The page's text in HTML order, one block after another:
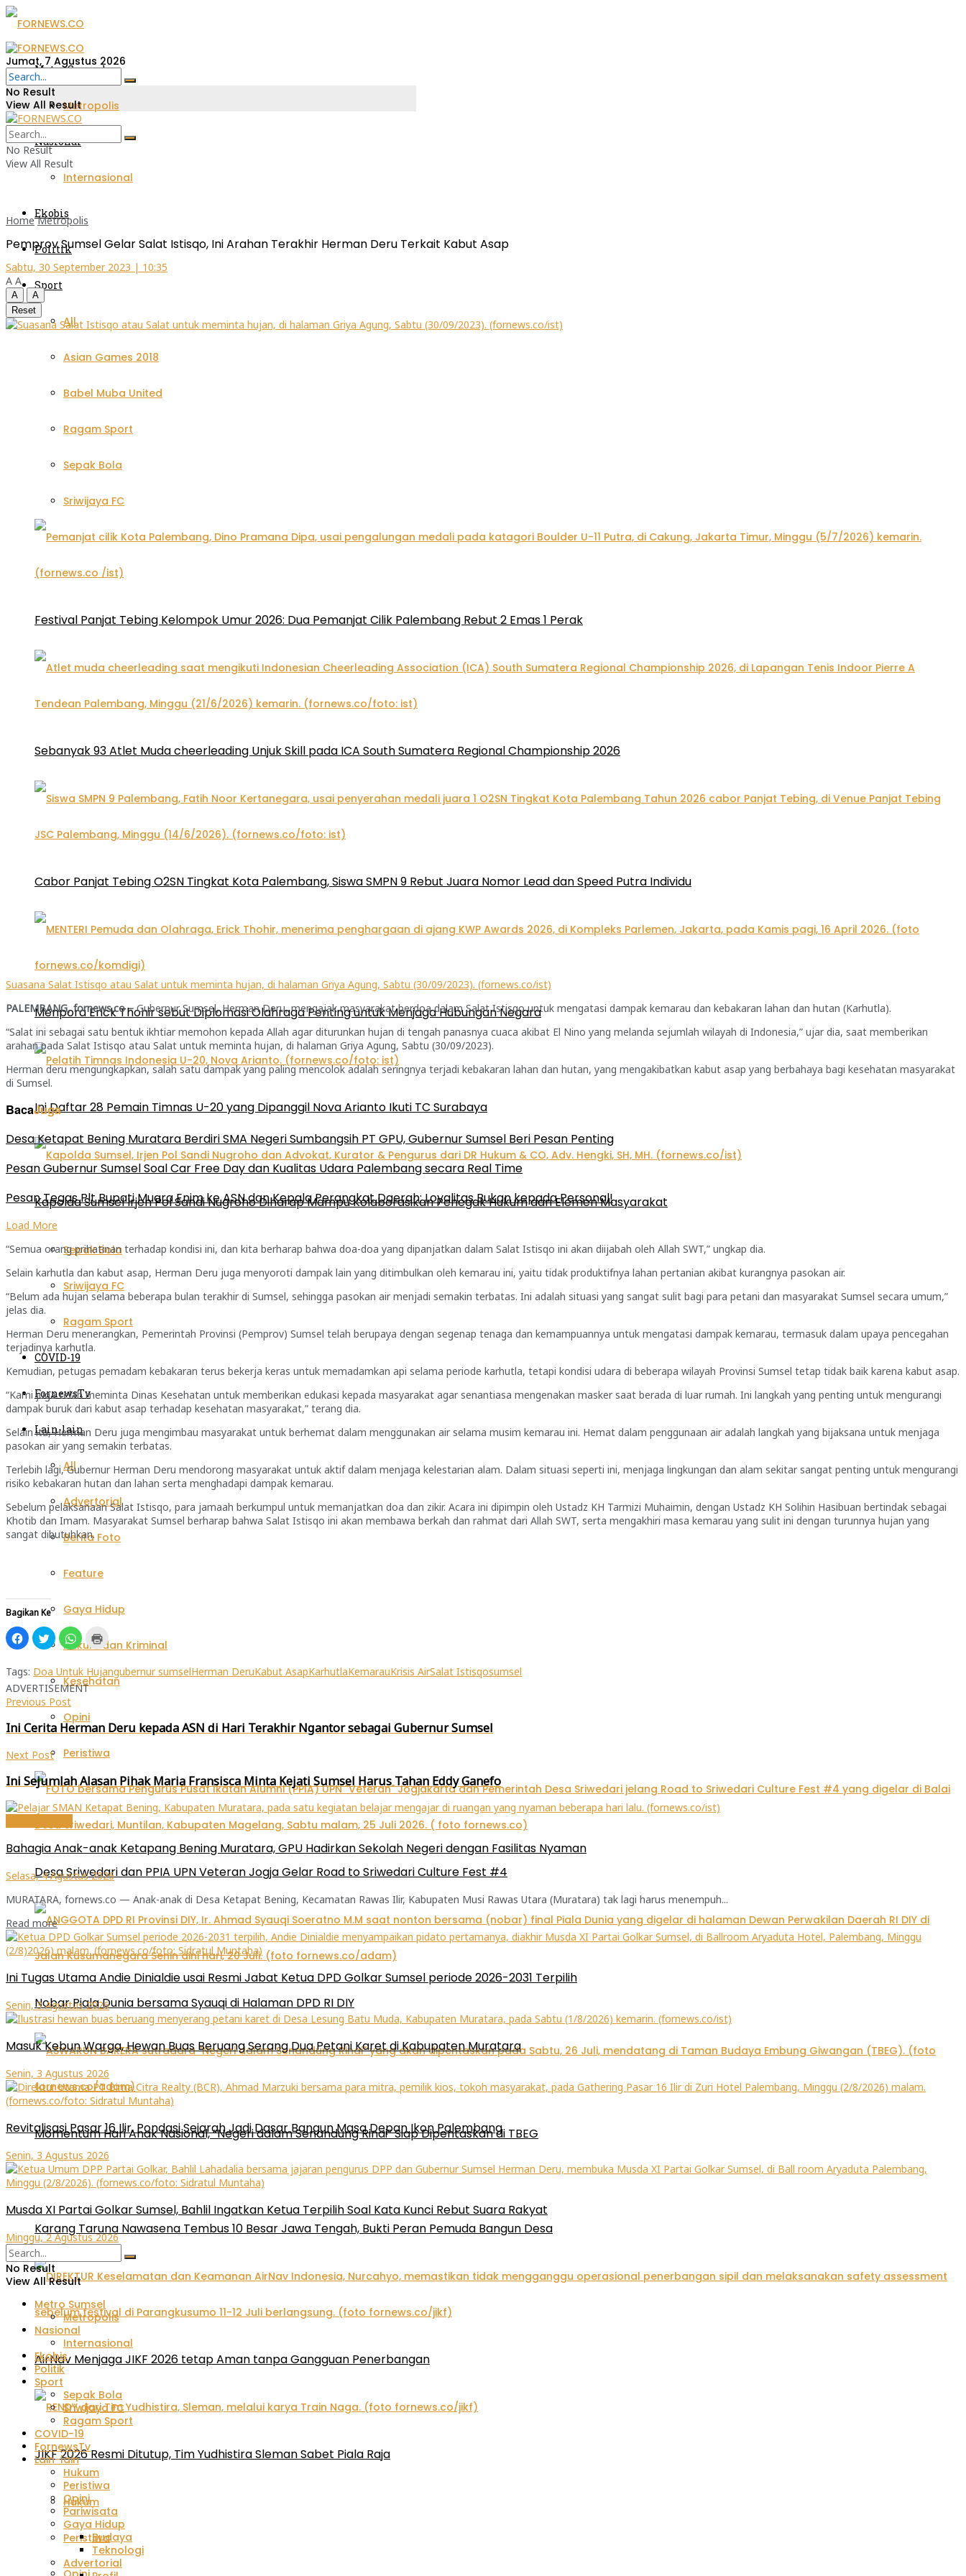
Metro Sumsel
Metropolis
Nasional
Internasional
Ekobis
Politik
Sport
All
Asian Games 2018
Babel Muba United
Ragam Sport
Sepak Bola
Sriwijaya FC
Festival Panjat Tebing Kelompok Umur 2026: Dua Pemanjat Cilik Palembang Rebut 2 Emas 1 Perak
Sebanyak 93 Atlet Muda cheerleading Unjuk Skill pada ICA South Sumatera Regional Championship 2026
Cabor Panjat Tebing O2SN Tingkat Kota Palembang, Siswa SMPN 9 Rebut Juara Nomor Lead dan Speed Putra Individu
Menpora Erick Thohir sebut Diplomasi Olahraga Penting untuk Menjaga Hubungan Negara
Ini Daftar 28 Pemain Timnas U-20 yang Dipanggil Nova Arianto Ikuti TC Surabaya
Kapolda Sumsel Irjen Pol Sandi Nugroho Diharap Mampu Kolaborasikan Penegak Hukum dan Elemen Masyarakat
Sepak Bola
Sriwijaya FC
Ragam Sport
COVID-19
FornewsTv
Lain-lain
All
Advertorial
Berita Foto
Feature
Gaya Hidup
Hukum dan Kriminal
Kesehatan
Opini
Peristiwa
Desa Sriwedari dan PPIA UPN Veteran Jogja Gelar Road to Sriwedari Culture Fest #4
Nobar Piala Dunia bersama Syauqi di Halaman DPD RI DIY
Momentum Hari Anak Nasional, “Negeri dalam Senandung Rinai” Siap Dipentaskan di TBEG
Karang Taruna Nawasena Tembus 10 Besar Jawa Tengah, Bukti Peran Pemuda Bangun Desa
AirNav Menjaga JIKF 2026 tetap Aman tanpa Gangguan Penerbangan
JIKF 2026 Resmi Ditutup, Tim Yudhistira Sleman Sabet Piala Raja
Hukum
Peristiwa
Jumat, 7 Agustus 2026
No Result
View All Result
No Result
View All Result
Home Metropolis
Pemprov Sumsel Gelar Salat Istisqo, Ini Arahan Terakhir Herman Deru Terkait Kabut Asap
Sabtu, 30 September 2023 | 10:35
A A
A
A
Reset
Suasana Salat Istisqo atau Salat untuk meminta hujan, di halaman Griya Agung, Sabtu (30/09/2023). (fornews.co/ist)
PALEMBANG, fornews.co –Gubernur Sumsel, Herman Deru, mengajak masyarakat berdoa dalam Salat Istisqo untuk mengatasi dampak kemarau dan kebakaran lahan dan hutan (Karhutla).
“Salat ini sebagai satu bentuk ikhtiar memohon kepada Allah agar diturunkan hujan di tengah panasnya cuaca akibat El Nino yang melanda sejumlah wilayah di Indonesia,” ujar dia, saat memberikan
arahan pada Salat Istisqo atau Salat untuk meminta hujan, di halaman Griya Agung, Sabtu (30/09/2023).
Herman deru mengungkapkan, salah satu dampak yang paling mencolok adalah seringnya terjadi kebakaran lahan dan hutan, yang mengakibatkan kabut asap yang berbahaya bagi kesehatan masyarakat
di Sumsel.
BacaJuga
Desa Ketapat Bening Muratara Berdiri SMA Negeri Sumbangsih PT GPU, Gubernur Sumsel Beri Pesan Penting
Pesan Gubernur Sumsel Soal Car Free Day dan Kualitas Udara Palembang secara Real Time
Pesan Tegas Plt Bupati Muara Enim ke ASN dan Kepala Perangkat Daerah: Loyalitas Bukan kepada Personal!
Load More
“Semua orang prihatinan terhadap kondisi ini, dan kita berharap bahwa doa-doa yang dipanjatkan dalam Salat Istisqo ini akan diijabah oleh Allah SWT,” ungkap dia.
Selain karhutla dan kabut asap, Herman Deru juga menyoroti dampak lain yang ditimbulkan oleh kemarau ini, yaitu tidak produktifnya lahan pertanian akibat kurangnya pasokan air.
“Belum ada hujan selama beberapa bulan terakhir di Sumsel, sehingga pasokan air menjadi semakin terbatas. Ini adalah situasi yang sangat sulit bagi para petani dan masyarakat Sumsel secara umum,”
jelas dia.
Herman Deru menerangkan, Pemerintah Provinsi (Pemprov) Sumsel telah berupaya dengan segenap tenaga dan kemampuannya untuk mengatasi dampak kemarau, termasuk dalam upaya pencegahan
terjadinya karhutla.
Kemudian, petugas pemadam kebakaran terus bekerja keras untuk memadamkan api selama periode karhutla, tetapi kondisi udara di beberapa wilayah Provinsi Sumsel tetap tidak baik karena kabut asap.
“Kami juga telah meminta Dinas Kesehatan untuk memberikan edukasi kepada masyarakat agar senantiasa mengenakan masker saat berada di luar rumah. Ini langkah yang penting untuk mengurangi
dampak buruk dari kabut asap terhadap kesehatan masyarakat,” terang dia.
Selain itu, Herman Deru juga mengimbau masyarakat untuk berhemat dalam menggunakan air selama musim kemarau ini. Hemat dalam penggunaan air adalah langkah yang bijaksana untuk menjaga
pasokan air yang semakin terbatas.
Terlebih lagi, Gubernur Herman Deru mendorong masyarakat untuk aktif dalam menjaga kelestarian alam. Dalam situasi seperti ini, menjaga lingkungan dan alam sekitar sangat penting untuk mengurangi
risiko kebakaran hutan dan lahan serta menghadapi dampak kemarau.
Sebelum pelaksanaan Salat Istisqo, para jamaah berkumpul untuk memanjatkan doa dan zikir. Acara ini dipimpin oleh Ustadz KH Tarmizi Muhaimin, dengan Ustadz KH Solihin Hasibuan bertindak sebagai
Khotib dan Imam. Masyarakat Sumsel berharap bahwa Salat Istisqo ini akan membawa berkah dan rahmat dari Allah SWT, serta mengakhiri masa kemarau yang sulit ini dengan turunnya hujan yang
sangat dibutuhkan.
Bagikan Ke
Klik
untuk
membagikan
Facebook(Membuka
di
jendela
yang
baru)
Klik
untuk
berbagi
Twitter(Membuka
di
jendela
yang
baru)
Klik
untuk
berbagi
WhatsApp(Membuka
di
jendela
yang
untuk
mencetak(Membuka
jendela
yang
baru)
Tags: Doa Untuk Hujangubernur sumselHerman DeruKabut AsapKarhutlaKemarauKrisis AirSalat Istisqosumsel
ADVERTISEMENT
Previous Post
Ini Cerita Herman Deru kepada ASN di Hari Terakhir Ngantor sebagai Gubernur Sumsel
Next Post
Ini Sejumlah Alasan Pihak Maria Fransisca Minta Kejati Sumsel Harus Tahan Eddy Ganefo
Bahagia Anak-anak Ketapang Bening Muratara, GPU Hadirkan Sekolah Negeri dengan Fasilitas Nyaman
Selasa, 4 Agustus 2026
MURATARA, fornews.co — Anak-anak di Desa Ketapat Bening, Kecamatan Rawas Ilir, Kabupaten Musi Rawas Utara (Muratara) tak lagi harus menempuh...
Read more
Ini Tugas Utama Andie Dinialdie usai Resmi Jabat Ketua DPD Golkar Sumsel periode 2026-2031 Terpilih
Senin, 3 Agustus 2026
Masuk Kebun Warga, Hewan Buas Beruang Serang Dua Petani Karet di Kabupaten Muratara
Senin, 3 Agustus 2026
Revitalisasi Pasar 16 Ilir, Pondasi Sejarah Jadi Dasar Bangun Masa Depan Ikon Palembang
Senin, 3 Agustus 2026
Musda XI Partai Golkar Sumsel, Bahlil Ingatkan Ketua Terpilih Soal Kata Kunci Rebut Suara Rakyat
Minggu, 2 Agustus 2026
No Result
View All Result
Metro Sumsel
Metropolis
Nasional
Internasional
Ekobis
Politik
Sport
Sepak Bola
Sriwijaya FC
Ragam Sport
COVID-19
FornewsTv
Lain-lain
Hukum
Peristiwa
Opini
Pariwisata
Gaya Hidup
Budaya
Teknologi
Advertorial